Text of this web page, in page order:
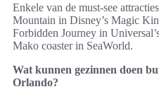
Enkele van de must-see
Mountain in Disney’s Magic
Forbidden Journey in
Mako coaster in SeaWorld.
Wat kunnen gezinnen doen
Orlando?